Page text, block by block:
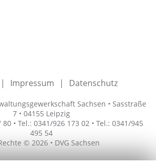
Impressum Datenschutz
Sachsen • Sasstraße
7 • 04155 Leipzig
• Tel.: 0341/926 173 02 • Tel.: 0341/945
495 54
© 2026 • DVG Sachsen